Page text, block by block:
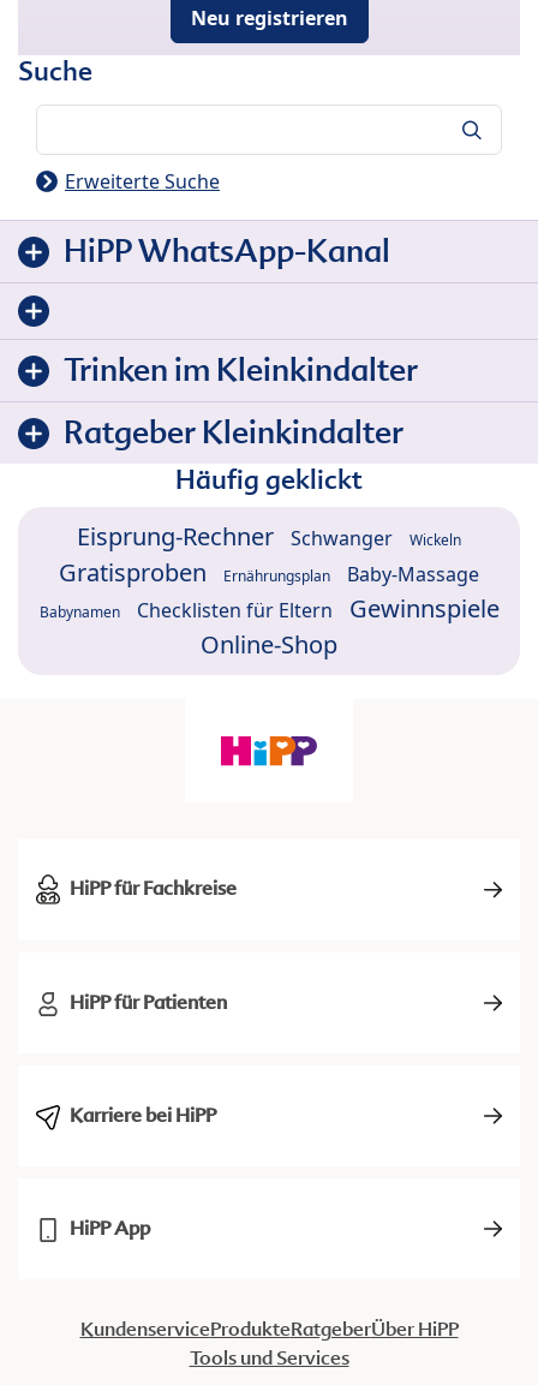
Neu registrieren
Suche
Erweiterte Suche
HiPP WhatsApp-Kanal
Trinken im Kleinkindalter
Ratgeber Kleinkindalter
Häufig geklickt
Eisprung-Rechner Schwanger Wickeln
Gratisproben Ernährungsplan Baby-Massage
Babynamen Checklisten für Eltern
Gewinnspiele
Online-Shop
HiPP für Fachkreise
HiPP für Patienten
Karriere bei HiPP
HiPP App
KundenserviceProdukteRatgeberÜber HiPP
Tools und Services